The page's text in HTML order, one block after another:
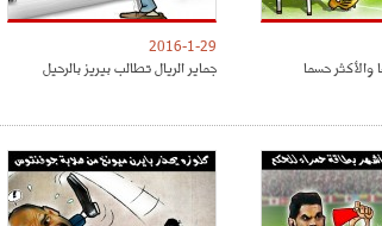
حسما
2016-1-29
جماير الريال تطالب بيريز بالرحيل